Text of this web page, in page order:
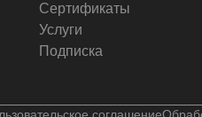
Сертификаты
Услуги
Подписка